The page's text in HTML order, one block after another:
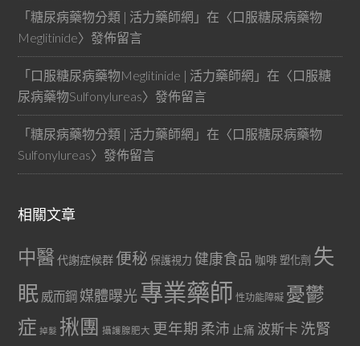
「糖尿病藥物分類 | 活力藥師網 」在〈口服糖尿病藥物
Meglitinide〉發佈留言
「口服糖尿病藥物Meglitinide | 活力藥師網 」在〈口服糖
尿病藥物Sulfonylureas〉發佈留言
「糖尿病藥物分類 | 活力藥師網 」在〈口服糖尿病藥物
Sulfonylureas〉發佈留言
相關文章
中醫代謝症候群 便秘 保護視力 健康食品 咖啡 塑化劑 失
眠 威而鋼 媒體曝光專業藥師 性功能障礙 憂鬱
症 掉髮 揪團 攝護腺肥大 更年期 柔沛 止痛 波斯卡 洗腎